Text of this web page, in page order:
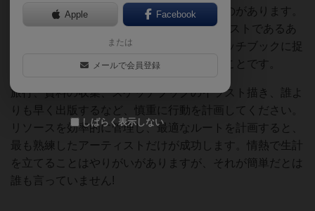
碑、隠れた宝石など、捉える価値のあるものがあります。
Urban Sketchersにおいて、旅するアーティストであるあ
なたの使命は、世界中の都市の本質をスケッチブックに捉
え、作品を出版し、名声と評価を獲得することです。
旅行、資料の収集、スケッチブックのイラスト描き、誰よ
りも早く出版するなど、慎重に行動を計画してください。
リソースを効率的に管理し、最適なルートを計画すると、
最も熟練したアーティストだけが成功します。情熱で生計
を立てることはやりがいがありますが、それが簡単だとは
誰も言っていません!
Apple Facebook
または
メールで会員登録
しばらく表示しない